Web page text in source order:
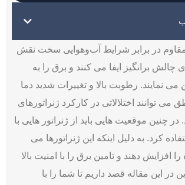
مقاوم در برابر شرایط آب‌وهوایی سخت نقش
برانگیز ایفا می کنند و برق را به
می نمایند. رطوبت بالا و تغییرات شدید دما
می توانند اختلالاتی در کارکرد ژنراتورهای
در چنین موقعیت هایی باید از ژنراتور هایی با
کرد. به دلیل اینکه این ژنراتورها می
را افزایش دهند و تامین برق را با امنیت بالا
در این مقاله قصد داریم تا شما را با